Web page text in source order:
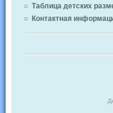
Таблица детских
Контактная